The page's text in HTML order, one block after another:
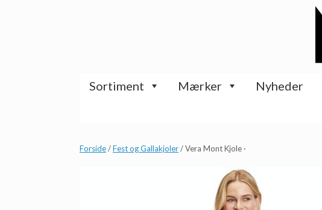
Sortiment Mærker Nyheder
Forside/Fest og Gallakjoler/ Vera Mont Kjole ·